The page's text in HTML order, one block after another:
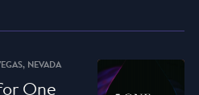
NEVADA
One